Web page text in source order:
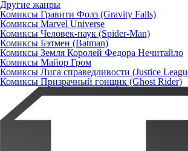
Другие жанры
Комиксы Гравити Фолз (Gravity Falls)
Комиксы Marvel Universe
Комиксы Человек-паук (Spider-Man)
Комиксы Бэтмен (Batman)
Комиксы Земля Королей Федора Нечитайло
Комиксы Майор Гром
Комиксы Лига справедливости (Justice
Комиксы Призрачный гонщик (Ghost Rider)